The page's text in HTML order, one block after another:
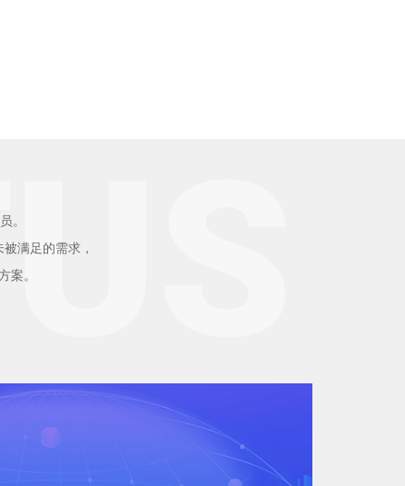
。
满足的需求，
。